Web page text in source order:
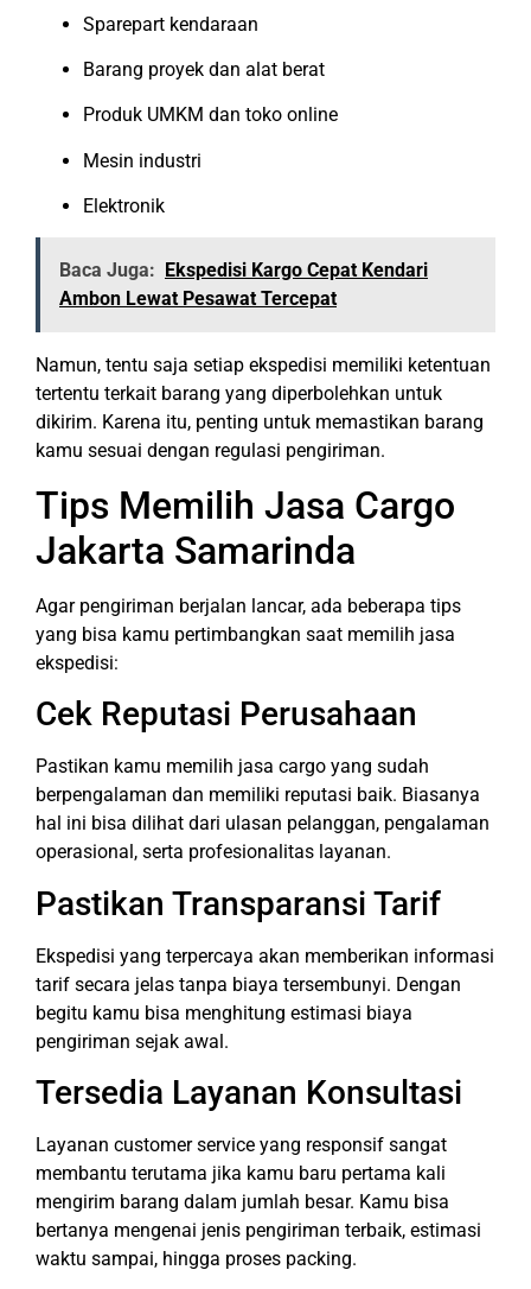
Sparepart kendaraan
Barang proyek dan alat berat
Produk UMKM dan toko online
Mesin industri
Elektronik
Baca Juga:
Ekspedisi Kargo Cepat Kendari
Ambon Lewat Pesawat Tercepat
Namun, tentu saja setiap ekspedisi memiliki ketentuan
tertentu terkait barang yang diperbolehkan untuk
dikirim. Karena itu, penting untuk memastikan barang
kamu sesuai dengan regulasi pengiriman.
Tips Memilih Jasa Cargo
Jakarta Samarinda
Agar pengiriman berjalan lancar, ada beberapa tips
yang bisa kamu pertimbangkan saat memilih jasa
ekspedisi:
Cek Reputasi Perusahaan
Pastikan kamu memilih jasa cargo yang sudah
berpengalaman dan memiliki reputasi baik. Biasanya
hal ini bisa dilihat dari ulasan pelanggan, pengalaman
operasional, serta profesionalitas layanan.
Pastikan Transparansi Tarif
Ekspedisi yang terpercaya akan memberikan informasi
tarif secara jelas tanpa biaya tersembunyi. Dengan
begitu kamu bisa menghitung estimasi biaya
pengiriman sejak awal.
Tersedia Layanan Konsultasi
Layanan customer service yang responsif sangat
membantu terutama jika kamu baru pertama kali
mengirim barang dalam jumlah besar. Kamu bisa
bertanya mengenai jenis pengiriman terbaik, estimasi
waktu sampai, hingga proses packing.